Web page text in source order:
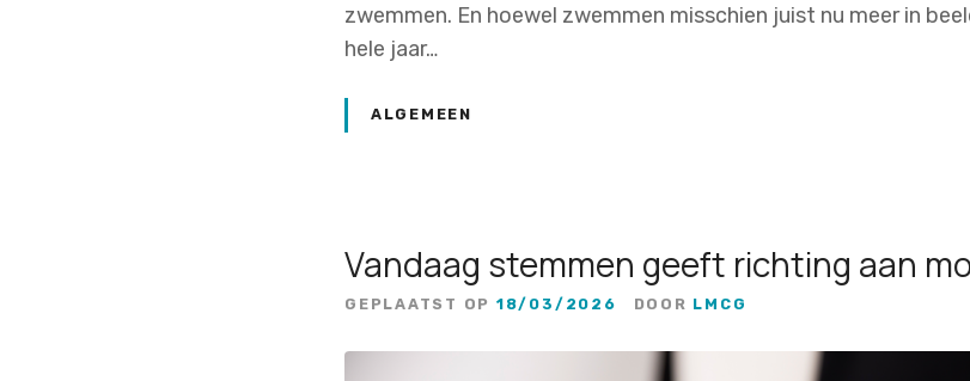
zwemmen. En hoewel zwemmen misschien juist nu meer in
hele jaar…
ALGEMEEN
Vandaag stemmen geeft richting aan
GEPLAATST OP 18/03/2026 DOOR LMCG